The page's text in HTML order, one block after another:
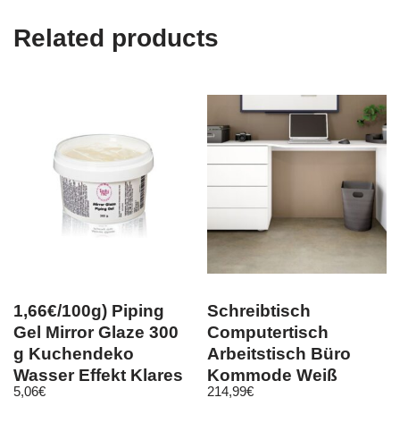
Related products
1,66€/100g) Piping
Gel Mirror Glaze 300
g Kuchendeko
Wasser Effekt Klares
Gel
5,06€
Schreibtisch
Computertisch
Arbeitstisch Büro
Kommode Weiß
Hochglanz Eiche
214,99€